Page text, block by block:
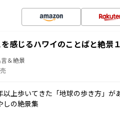
感じるハワイのことばと絶景
＆絶景
以上歩いてきた「地球の歩き方」が
しの絶景集